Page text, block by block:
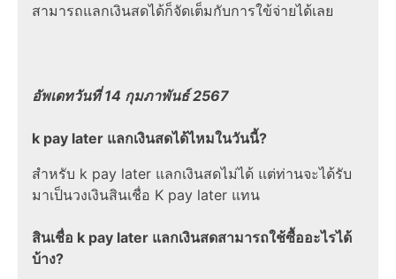
สามารถแลกเงินสดได้ก็จัดเต็มกับการใข้จ่ายได้เลย
อัพเดทวันที่ 14 กุมภาพันธ์ 2567
k pay later แลกเงินสดได้ไหมในวันนี้?
สำหรับ k pay later แลกเงินสดไม่ได้ แต่ท่านจะได้รับ
มาเป็นวงเงินสินเชื่อ K pay later แทน
สินเชื่อ k pay later แลกเงินสดสามารถใช้ซื้ออะไรได้
บ้าง?